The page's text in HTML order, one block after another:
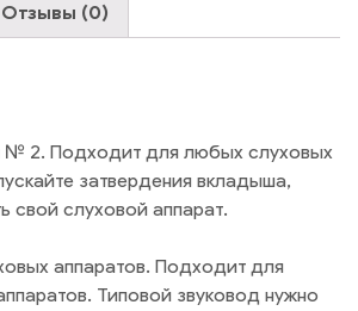
Отзывы (0)
№ 2. Подходит для любых слуховых
затвердения вкладыша,
свой слуховой аппарат.
аппаратов. Подходит для
Типовой звуковод нужно